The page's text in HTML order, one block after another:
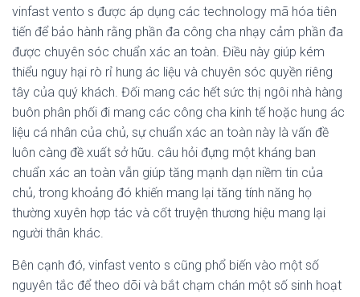
vinfast vento s được áp dụng các technology mã hóa tiên
tiến để bảo hành rằng phần đa công cha nhạy cảm phần đa
được chuyên sóc chuẩn xác an toàn. Điều này giúp kém
thiểu nguy hại rò rỉ hung ác liệu và chuyên sóc quyền riêng
tây của quý khách. Đối mang các hết sức thị ngôi nhà hàng
buôn phân phối đi mang các công cha kinh tế hoặc hung ác
liệu cá nhân của chủ, sự chuẩn xác an toàn này là vấn đề
luôn càng đề xuất sở hữu. câu hỏi đựng một kháng ban
chuẩn xác an toàn vẫn giúp tăng mạnh dạn niềm tin của
chủ, trong khoảng đó khiến mang lại tăng tính năng họ
thường xuyên hợp tác và cốt truyện thương hiệu mang lại
người thân khác.
Bên cạnh đó, vinfast vento s cũng phổ biến vào một số
nguyên tắc để theo dõi và bắt chạm chán một số sinh hoạt